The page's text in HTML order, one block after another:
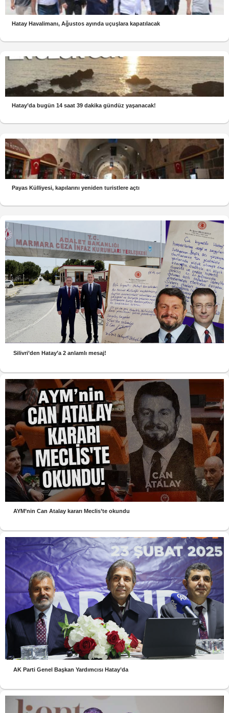
Hatay Havalimanı, Ağustos ayında uçuşlara kapatılacak
Hatay’da bugün 14 saat 39 dakika gündüz yaşanacak!
Payas Külliyesi, kapılarını yeniden turistlere açtı
Silivri’den Hatay’a 2 anlamlı mesaj!
AYM’nin Can Atalay kararı Meclis’te okundu
AK Parti Genel Başkan Yardımcısı Hatay’da